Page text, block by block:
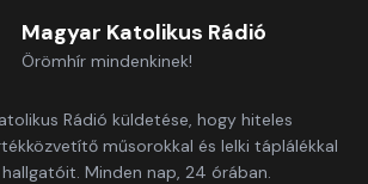
Magyar Katolikus Rádió
Örömhír mindenkinek!
Rádió küldetése, hogy hiteles
műsorokkal és lelki táplálékkal
Minden nap, 24 órában.